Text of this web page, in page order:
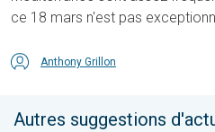
ce 18 mars n'est pas
Anthony Grillon
Autres suggestions